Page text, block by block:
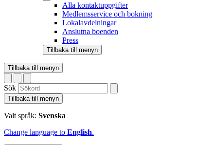
Alla kontaktuppgifter
Medlemsservice och bokning
Lokalavdelningar
Anslutna boenden
Press
Tillbaka till menyn
Tillbaka till menyn
Sök
Tillbaka till menyn
Valt språk: Svenska
Change language to English.